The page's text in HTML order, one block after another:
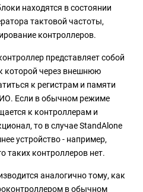
находятся в состоянии
тактовой частоты,
контроллеров.
представляет собой
которой через внешнюю
к регистрам и памяти
Если в обычном режиме
к контроллерам и
то в случае StandAlone
устройство - например,
таких контроллеров нет.
аналогично тому, как
в обычном